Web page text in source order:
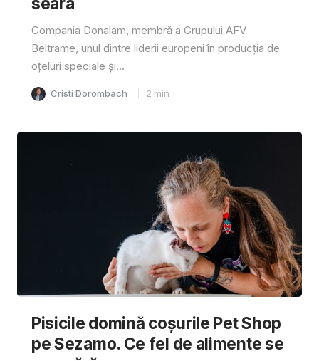
Compania Donalam, membră a Grupului AFV
Beltrame, unul dintre liderii europeni în producția de
oțeluri speciale și...
Cristi Dorombach 2 min
Pisicile domină coșurile Pet Shop
pe Sezamo. Ce fel de alimente se